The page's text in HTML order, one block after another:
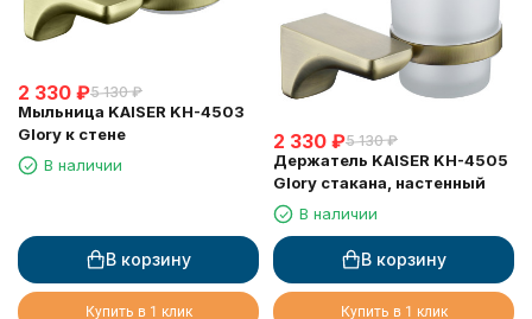
2 330 ₽5 130 ₽
Мыльница KAISER KH-4503
Glory к стене
В наличии
В корзину
Купить в 1 клик
2 330 ₽5 130 ₽
Держатель KAISER KH-4505
Glory стакана, настенный
В наличии
В корзину
Купить в 1 клик